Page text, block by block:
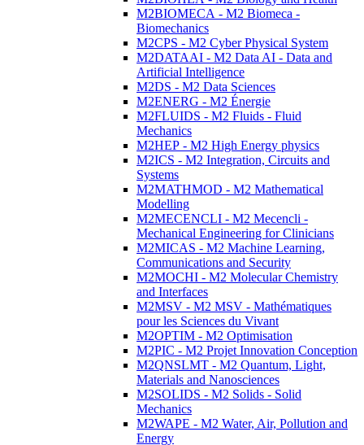
M2BIOMECA - M2 Biomeca -
Biomechanics
M2CPS - M2 Cyber Physical System
M2DATAAI - M2 Data AI - Data and
Artificial Intelligence
M2DS - M2 Data Sciences
M2ENERG - M2 Énergie
M2FLUIDS - M2 Fluids - Fluid
Mechanics
M2HEP - M2 High Energy physics
M2ICS - M2 Integration, Circuits and
Systems
M2MATHMOD - M2 Mathematical
Modelling
M2MECENCLI - M2 Mecencli -
Mechanical Engineering for Clinicians
M2MICAS - M2 Machine Learning,
Communications and Security
M2MOCHI - M2 Molecular Chemistry
and Interfaces
M2MSV - M2 MSV - Mathématiques
pour les Sciences du Vivant
M2OPTIM - M2 Optimisation
M2PIC - M2 Projet Innovation Conception
M2QNSLMT - M2 Quantum, Light,
Materials and Nanosciences
M2SOLIDS - M2 Solids - Solid
Mechanics
M2WAPE - M2 Water, Air, Pollution and
Energy